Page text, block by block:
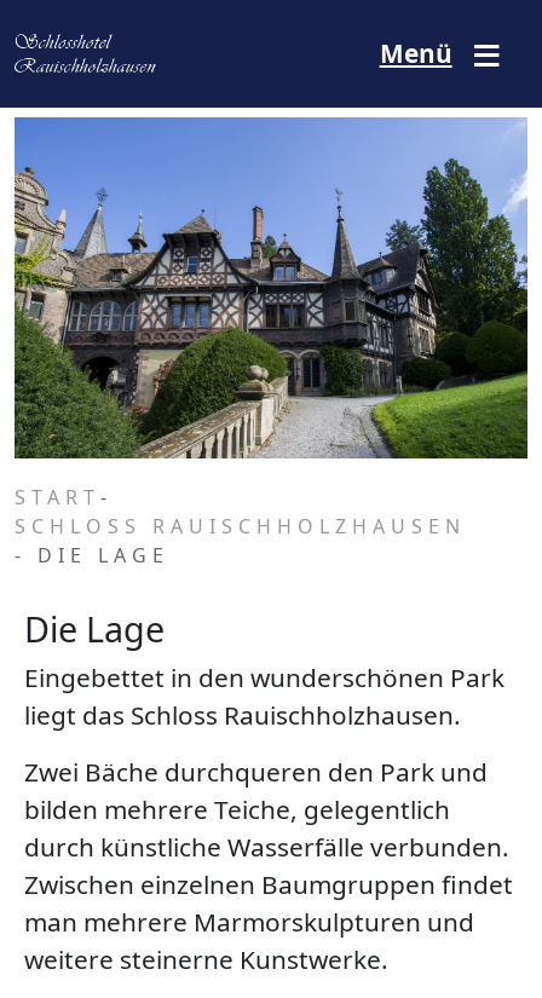
Menü
START -
SCHLOSS RAUISCHHOLZHAUSEN
- DIE LAGE
Die Lage
Eingebettet in den wunderschönen Park
liegt das Schloss Rauischholzhausen.
Zwei Bäche durchqueren den Park und
bilden mehrere Teiche, gelegentlich
durch künstliche Wasserfälle verbunden.
Zwischen einzelnen Baumgruppen findet
man mehrere Marmorskulpturen und
weitere steinerne Kunstwerke.